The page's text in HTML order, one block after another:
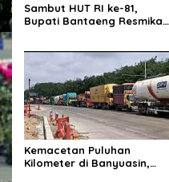
Sambut HUT RI ke-81,
Bupati Bantaeng Resmikan
Kemacetan Puluhan
Kilometer di Banyuasin,